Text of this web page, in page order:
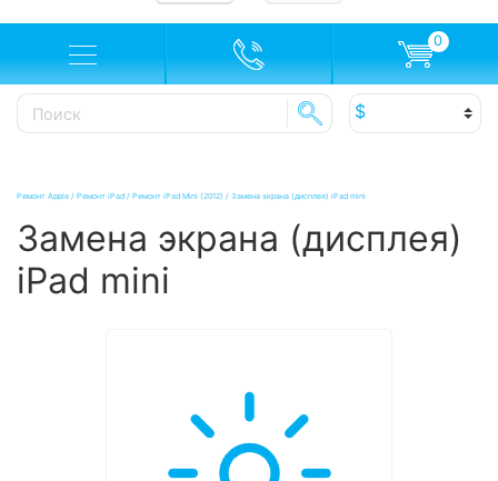
0
Ремонт Apple / Ремонт iPad / Ремонт iPad Mini (2012) / Замена экрана (дисплея) iPad mini
Замена экрана (дисплея)
iPad mini